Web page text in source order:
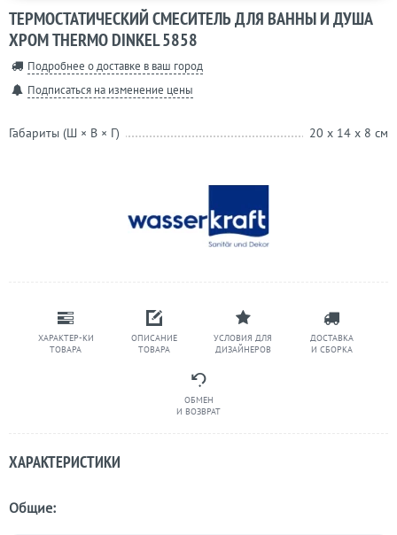
ХАРАКТЕР-КИ
ТОВАРА
ОПИСАНИЕ
ТОВАРА
УСЛОВИЯ ДЛЯ
ДИЗАЙНЕРОВ
ДОСТАВКА
И СБОРКА
ОБМЕН
И ВОЗВРАТ
ТЕРМОСТАТИЧЕСКИЙ СМЕСИТЕЛЬ ДЛЯ ВАННЫ И ДУША
ХРОМ THERMO DINKEL 5858
Подробнее о доставке в ваш город
Подписаться на изменение цены
Габариты (Ш × В × Г) 20 x 14 x 8 см
ХАРАКТЕРИСТИКИ
Общие: